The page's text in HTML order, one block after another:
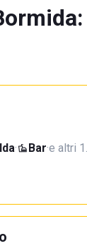
· Bar·e altri